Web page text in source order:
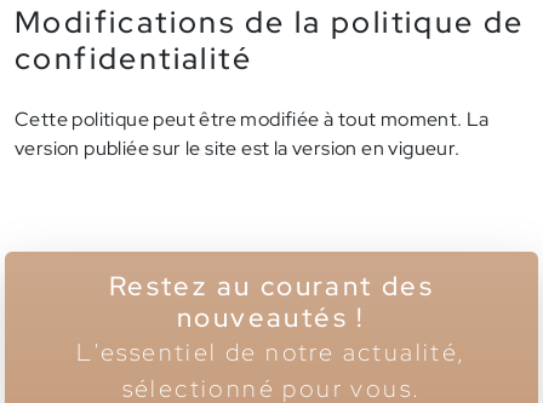
Modifications de la politique de
confidentialité
Cette politique peut être modifiée à tout moment. La
version publiée sur le site est la version en vigueur.
Restez au courant des
nouveautés !
L'essentiel de notre actualité,
sélectionné pour vous.